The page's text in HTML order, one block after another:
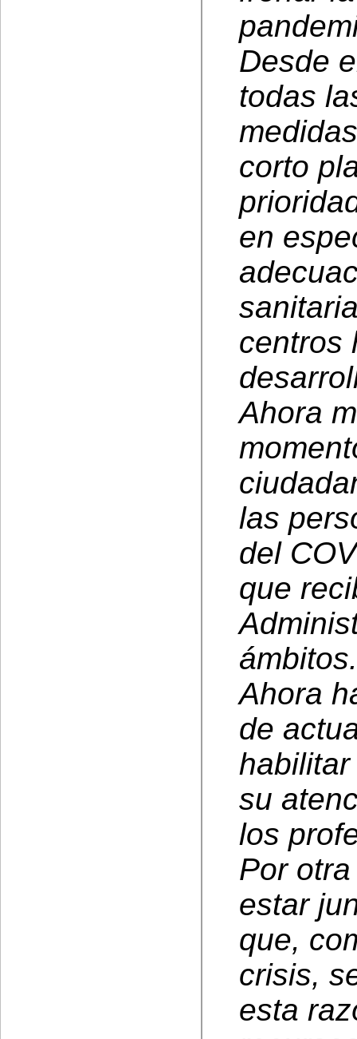
Desde
todas
corto
en
centros
Ahora
las
del
que
ámbitos.
Ahora
de
su
los
Por
estar
que,
crisis,
esta